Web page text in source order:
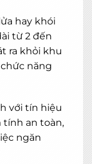
hay khói
từ 2 đến
ra khỏi khu
năng
với tín hiệu
tính an toàn,
ngăn